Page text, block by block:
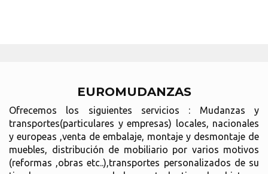
EUROMUDANZAS
Ofrecemos los siguientes servicios : Mudanzas y
transportes(particulares y empresas) locales, nacionales
y europeas ,venta de embalaje, montaje y desmontaje de
muebles, distribución de mobiliario por varios motivos
(reformas ,obras etc..),transportes personalizados de su